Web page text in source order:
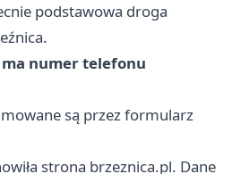
podstawowa droga
ma numer telefonu
są przez formularz
strona brzeznica.pl. Dane